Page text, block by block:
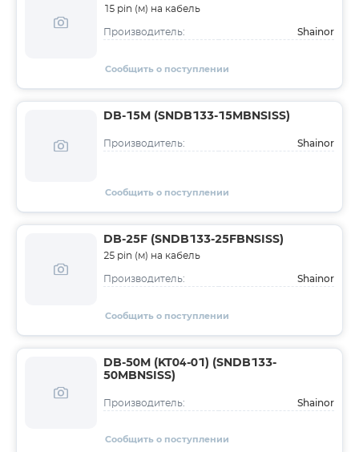
15 pin (м) на кабель
Производитель: Shainor
Сообщить о поступлении
DB-15M (SNDB133-15MBNSISS)
Производитель: Shainor
Сообщить о поступлении
DB-25F (SNDB133-25FBNSISS)
25 pin (м) на кабель
Производитель: Shainor
Сообщить о поступлении
DB-50M (KT04-01) (SNDB133-
50MBNSISS)
Производитель: Shainor
Сообщить о поступлении